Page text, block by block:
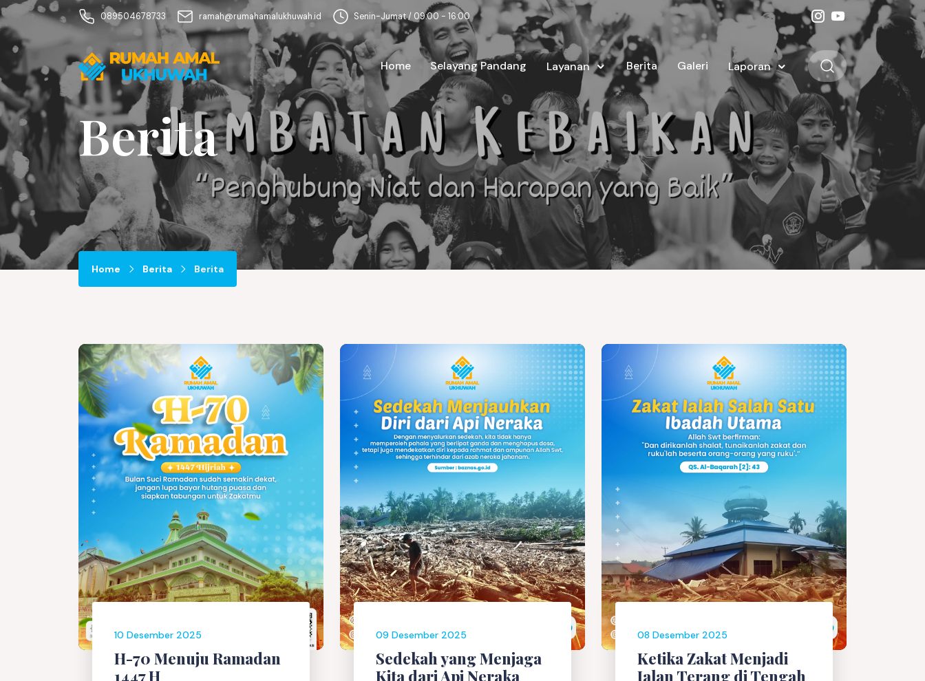
089504678733 ramah@rumahamalukhuwah.id Senin-Jumat / 09:00 - 16:00
Home Selayang Pandang Layanan Berita Galeri Laporan
Berita
Home Berita Berita
10 Desember 2025
H-70 Menuju Ramadan
1447 H
09 Desember 2025
Sedekah yang Menjaga
Kita dari Api Neraka
08 Desember 2025
Ketika Zakat Menjadi
Jalan Terang di Tengah